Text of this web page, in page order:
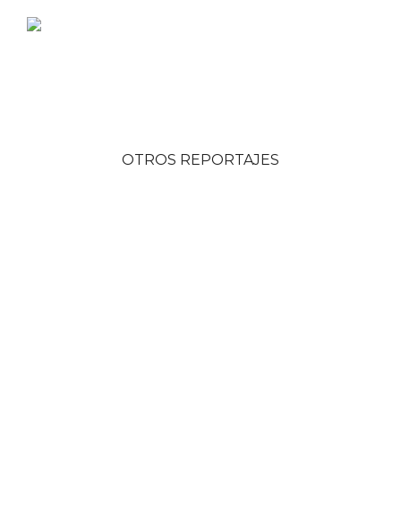
OTROS REPORTAJES